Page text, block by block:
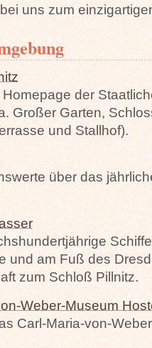
uns zum
Homepage der
Großer Garten,
und Stallhof).
über das
und am Fuß des
zum Schloß Pillnitz.
Weber-Museum
Carl-Maria-von-